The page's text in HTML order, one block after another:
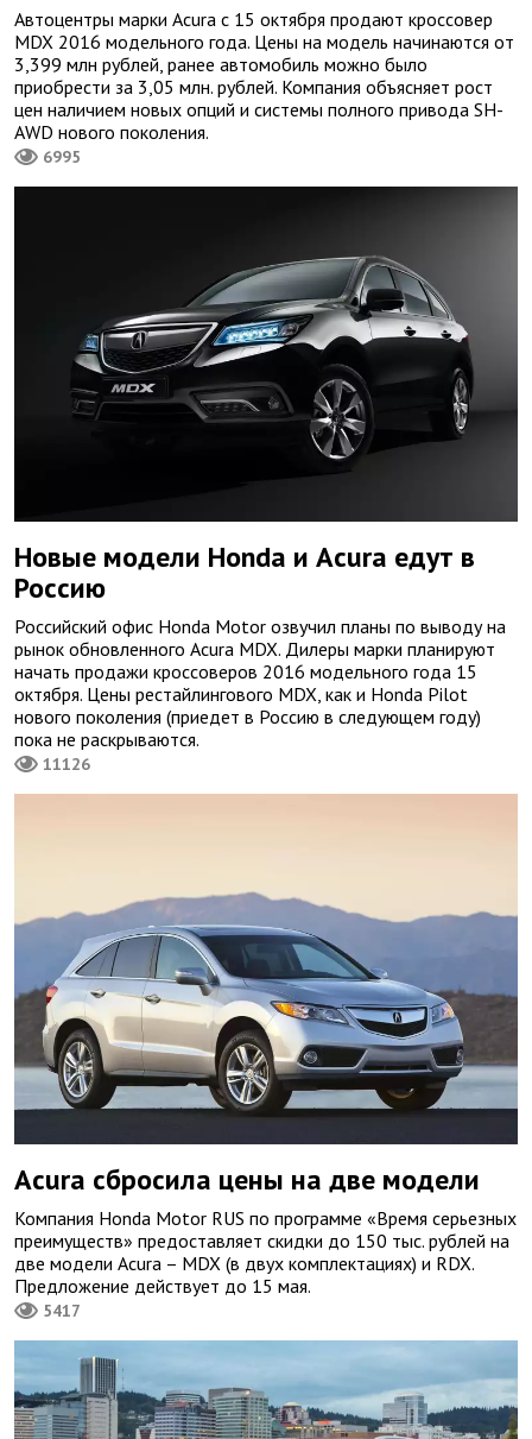
Автоцентры марки Acura с 15 октября продают кроссовер
MDX 2016 модельного года. Цены на модель начинаются от
3,399 млн рублей, ранее автомобиль можно было
приобрести за 3,05 млн. рублей. Компания объясняет рост
цен наличием новых опций и системы полного привода SH-
AWD нового поколения.
6995
Новые модели Honda и Acura едут в
Россию
Российский офис Honda Motor озвучил планы по выводу на
рынок обновленного Acura MDX. Дилеры марки планируют
начать продажи кроссоверов 2016 модельного года 15
октября. Цены рестайлингового MDX, как и Honda Pilot
нового поколения (приедет в Россию в следующем году)
пока не раскрываются.
11126
Acura сбросила цены на две модели
Компания Honda Motor RUS по программе «Время серьезных
преимуществ» предоставляет скидки до 150 тыс. рублей на
две модели Acura – MDX (в двух комплектациях) и RDX.
Предложение действует до 15 мая.
5417